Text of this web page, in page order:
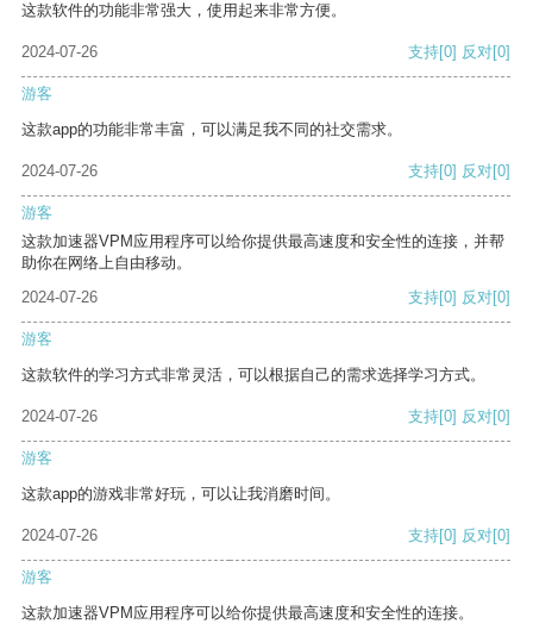
这款软件的功能非常强大，使用起来非常方便。
2024-07-26 支持[0] 反对[0]
游客
这款app的功能非常丰富，可以满足我不同的社交需求。
2024-07-26 支持[0] 反对[0]
游客
这款加速器VPM应用程序可以给你提供最高速度和安全性的连接，并帮
助你在网络上自由移动。
2024-07-26
支持[0] 反对[0]
游客
这款软件的学习方式非常灵活，可以根据自己的需求选择学习方式。
2024-07-26 支持[0] 反对[0]
游客
这款app的游戏非常好玩，可以让我消磨时间。
2024-07-26 支持[0] 反对[0]
游客
这款加速器VPM应用程序可以给你提供最高速度和安全性的连接。